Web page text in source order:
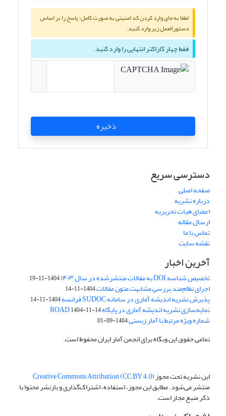
لطفا به جای وارد کردن کد امنیتی به صورت کامل؛ پاسخ را بر اساس
دستورالعمل زیر وارد کنید.
فقط چهار کاراکتر انتهایی را وارد کنید.
ذخیره
دسترسی سریع
صفحه اصلی
درباره نشریه
اعضای هیات تحریریه
ارسال مقاله
تماس با ما
نقشه سایت
آخرین اخبار
تخصیص شناسه DOI به مقالات منتشرشده در سال ۱۴۰۳ 1404-11-19
اجرای نظام‌مند بررسی مشابهت متون مقالات1404-11-14
پذیرش نشریه اندیشه آماری در سامانه SUDOC فرانسه 1404-11-14
نمایه‌سازی نشریه اندیشه آماری در پایگاه ROAD1404-11-14
شماره ویژه مرتبط با آمار زیستی1404-09-01
تمامی حقوق این وبگاه برای انجمن آمار ایران محفوظ است.
این نشریه تحت مجوزCreative Commons Attribution (CC BY 4.0)
منتشر می‌شود. مطابق این مجوز، استفاده، اشتراک‌گذاری و بازنشر محتوا با
ذکر منبع مجاز است.